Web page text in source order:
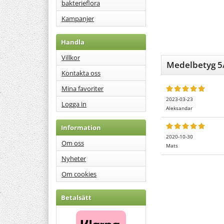
bakterieflora
Kampanjer
Handla
Villkor
Kontakta oss
Mina favoriter
Logga in
Information
Om oss
Nyheter
Om cookies
Betalsätt
Medelbetyg5
2023-03-23
Aleksandar
2020-10-30
Mats